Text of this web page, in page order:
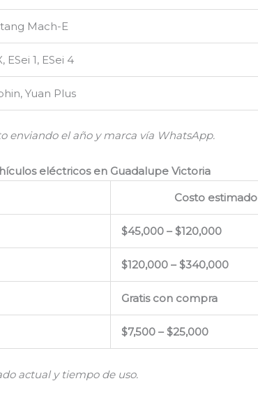
Mach-E
ESei 1, ESei 4
Yuan Plus
enviando el año y marca vía WhatsApp.
eléctricos en Guadalupe Victoria
Costo estimado
$45,000 – $120,000
$120,000 – $340,000
Gratis con compra
$7,500 – $25,000
actual y tiempo de uso.